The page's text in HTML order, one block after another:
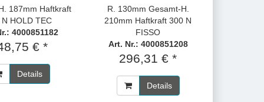
187mm Haftkraft
HOLD TEC
4000851182
€ *
Details
R. 130mm Gesamt-H.
210mm Haftkraft 300 N
FISSO
Art. Nr.: 4000851208
296,31 € *
Details